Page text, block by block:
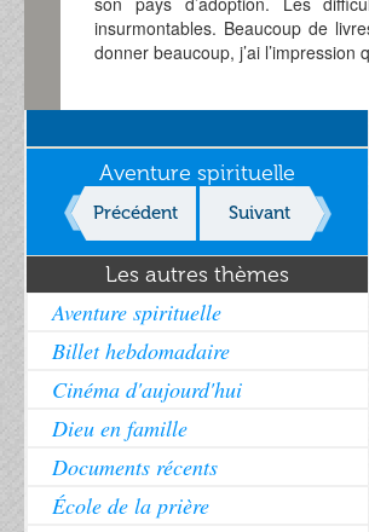
insurmontables. Beaucoup de
donner beaucoup, j’ai l’impression
Aventure spirituelle
Précédent Suivant
Les autres thèmes
Aventure spirituelle
Billet hebdomadaire
Cinéma d'aujourd'hui
Dieu en famille
Documents récents
École de la prière